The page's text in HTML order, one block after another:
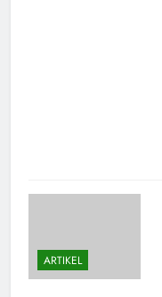
ARTIKEL